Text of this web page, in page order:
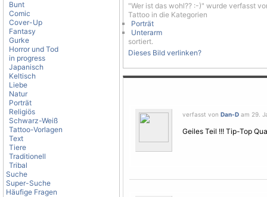
Bunt
Comic
Cover-Up
Fantasy
Gurke
Horror und Tod
in progress
Japanisch
Keltisch
Liebe
Natur
Porträt
Religiös
Schwarz-Weiß
Tattoo-Vorlagen
Text
Tiere
Traditionell
Tribal
Suche
Super-Suche
Häufige Fragen
"Wer ist das wohl?? :-)" wurde verfasst
Tattoo in die Kategorien
Porträt
Unterarm
sortiert.
Dieses Bild verlinken?
verfasst von Dan-D am 29.
Geiles Teil !!! Tip-Top